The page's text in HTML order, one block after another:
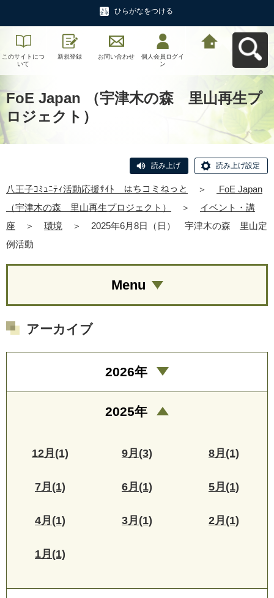
ひらがなをつける
このサイトにつ
いて
新規登録 お問い合わせ
個人会員ログイ
ン
FoE Japan （宇津木の森 里山再生プ
ロジェクト）
読み上げ 読み上げ設定
八王子ｺﾐｭﾆﾃｨ活動応援ｻｲﾄ はちコミねっと ＞
FoE Japan
（宇津木の森 里山再生プロジェクト）
＞
イベント・講
座
＞ 環境 ＞
2025年6月8日（日） 宇津木の森 里山定
例活動
Menu
アーカイブ
2026年
2025年
12月(1) 9月(3) 8月(1)
7月(1) 6月(1) 5月(1)
4月(1) 3月(1) 2月(1)
1月(1)